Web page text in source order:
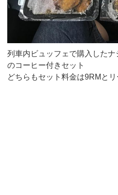
列車内ビュッフェで購入した
のコーヒー付きセット
どちらもセット料金は9RMとリ